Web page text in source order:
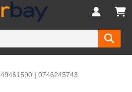
| 0746245743